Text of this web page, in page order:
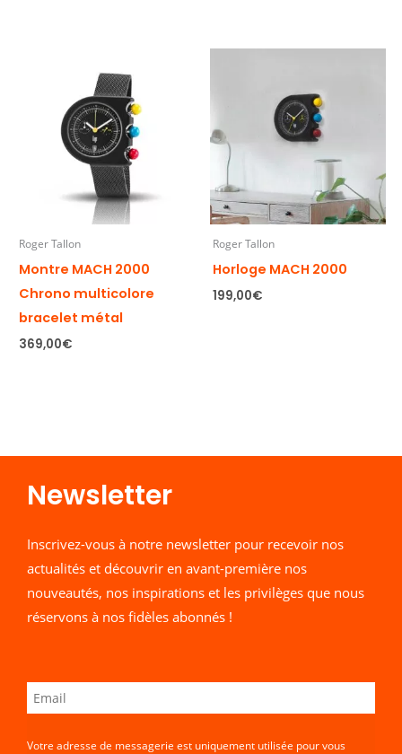
Roger Tallon
Montre MACH 2000
Chrono multicolore
bracelet métal
369,00€
Roger Tallon
Horloge MACH 2000
199,00€
Newsletter​
Inscrivez-vous à notre newsletter pour recevoir nos
actualités et découvrir en avant-première nos
nouveautés, nos inspirations et les privilèges que nous
réservons à nos fidèles abonnés !
Votre adresse de messagerie est uniquement utilisée pour vous